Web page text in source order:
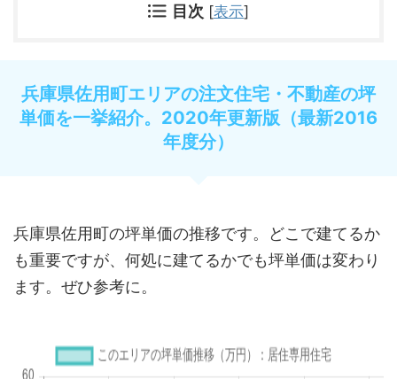
目次 [表示]
兵庫県佐用町エリアの注文住宅・不動産の坪
単価を一挙紹介。2020年更新版（最新2016
年度分）
兵庫県佐用町の坪単価の推移です。どこで建てるか
も重要ですが、何処に建てるかでも坪単価は変わり
ます。ぜひ参考に。